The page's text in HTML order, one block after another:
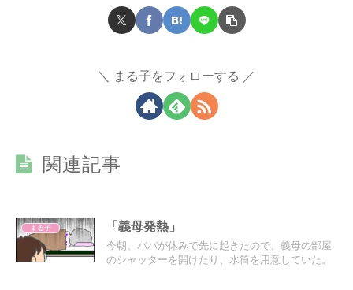
まる子をフォローする
関連記事
まる子 「義母発熱」
今朝、パパが休みで先に起きたので、義母の部屋
のシャッターを開けたり、水筒を用意していた。